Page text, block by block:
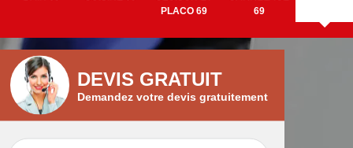
PLACO 69
69
DEVIS GRATUIT
Demandez votre devis gratuitement